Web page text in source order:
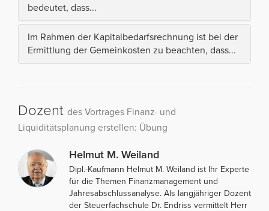
bedeutet, dass...
Im Rahmen der Kapitalbedarfsrechnung ist bei der
Ermittlung der Gemeinkosten zu beachten, dass...
Dozent des Vortrages Finanz- und
Liquiditätsplanung erstellen: Übung
Helmut M. Weiland
Dipl.-Kaufmann Helmut M. Weiland ist Ihr Experte
für die Themen Finanzmanagement und
Jahresabschlussanalyse. Als langjähriger Dozent
der Steuerfachschule Dr. Endriss vermittelt Herr